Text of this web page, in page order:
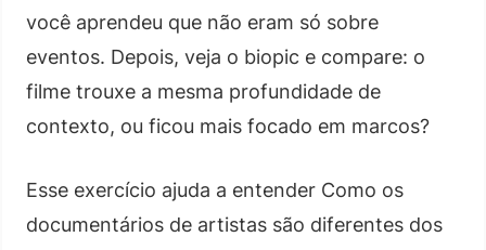
você aprendeu que não eram só sobre
eventos. Depois, veja o biopic e compare: o
filme trouxe a mesma profundidade de
contexto, ou ficou mais focado em marcos?
Esse exercício ajuda a entender Como os
documentários de artistas são diferentes dos